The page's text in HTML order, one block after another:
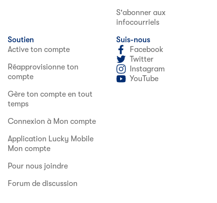
S'abonner aux
infocourriels
Soutien
Active ton compte
Réapprovisionne ton
compte
Gère ton compte en tout
temps
Connexion à Mon compte
Application Lucky Mobile
Mon compte
Pour nous joindre
Forum de discussion
Suis-nous
Facebook
Twitter
Instagram
YouTube